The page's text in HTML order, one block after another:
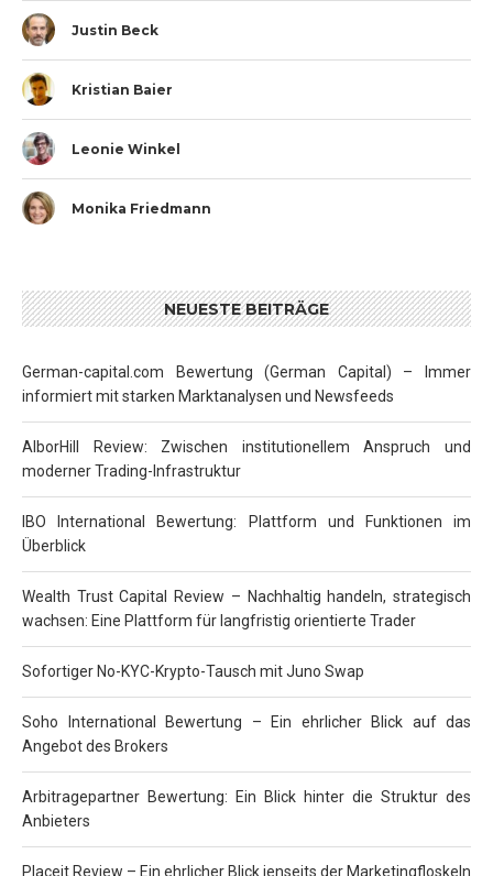
Justin Beck
Kristian Baier
Leonie Winkel
Monika Friedmann
NEUESTE BEITRÄGE
German-capital.com Bewertung (German Capital) – Immer
informiert mit starken Marktanalysen und Newsfeeds
AlborHill Review: Zwischen institutionellem Anspruch und
moderner Trading-Infrastruktur
IBO International Bewertung: Plattform und Funktionen im
Überblick
Wealth Trust Capital Review – Nachhaltig handeln, strategisch
wachsen: Eine Plattform für langfristig orientierte Trader
Sofortiger No-KYC-Krypto-Tausch mit Juno Swap
Soho International Bewertung – Ein ehrlicher Blick auf das
Angebot des Brokers
Arbitragepartner Bewertung: Ein Blick hinter die Struktur des
Anbieters
Placeit Review – Ein ehrlicher Blick jenseits der Marketingfloskeln